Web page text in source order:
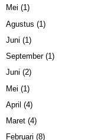
Mei (1)
Agustus (1)
Juni (1)
September(1)
Juni (2)
Mei (1)
April (4)
Maret (4)
Februari (8)